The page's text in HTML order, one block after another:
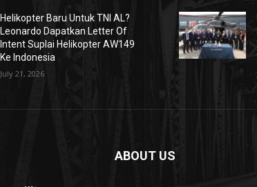
Helikopter Baru Untuk TNI AL?
Leonardo Dapatkan Letter Of
Intent Suplai Helikopter AW149
Ke Indonesia
July 21, 2026
ABOUT US